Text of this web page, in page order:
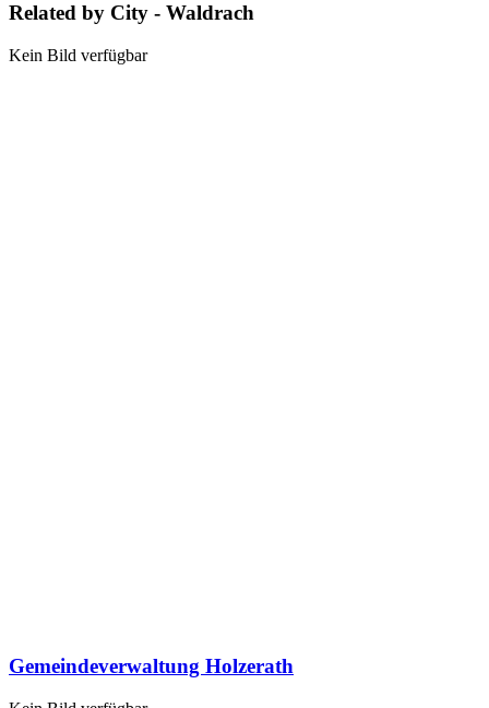
Related by City - Waldrach
Kein Bild verfügbar
Gemeindeverwaltung Holzerath